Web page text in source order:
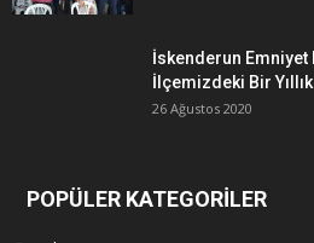
İskenderun Emniyet
İlçemizdeki Bir
26 Ağustos 2020
POPÜLER KATEGORİLER